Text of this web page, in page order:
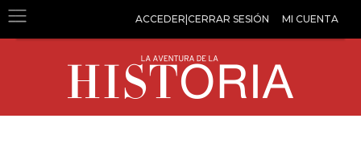
ACCEDER|CERRAR SESIÓN MI CUENTA